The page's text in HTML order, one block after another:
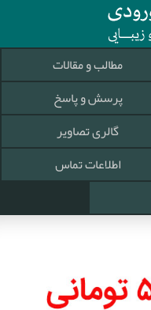
مطالب و مقالات
پرسش و پاسخ
گالری تصاویر
اطلاعات تماس